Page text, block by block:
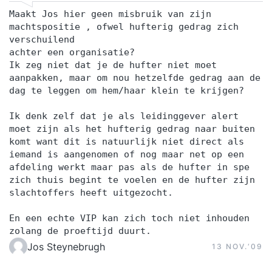
Maakt Jos hier geen misbruik van zijn
machtspositie , ofwel hufterig gedrag zich
verschuilend
achter een organisatie?
Ik zeg niet dat je de hufter niet moet
aanpakken, maar om nou hetzelfde gedrag aan de
dag te leggen om hem/haar klein te krijgen?
Ik denk zelf dat je als leidinggever alert
moet zijn als het hufterig gedrag naar buiten
komt want dit is natuurlijk niet direct als
iemand is aangenomen of nog maar net op een
afdeling werkt maar pas als de hufter in spe
zich thuis begint te voelen en de hufter zijn
slachtoffers heeft uitgezocht.
En een echte VIP kan zich toch niet inhouden
zolang de proeftijd duurt.
Jos Steynebrugh 13 NOV.‘09